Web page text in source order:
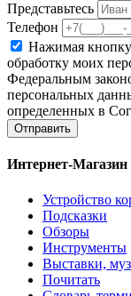
Представьтесь
Телефон
Нажимая кнопку
обработку моих
Федеральным
персональных
определенных в
Отправить
Интернет-Магазин
Устройство
Подсказки
Обзоры
Инструменты
Выставки,
Почитать